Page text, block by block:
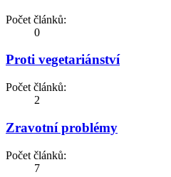
Počet článků:
0
Proti vegetariánství
Počet článků:
2
Zravotní problémy
Počet článků:
7